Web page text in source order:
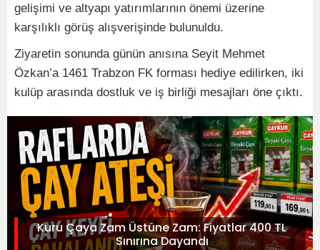
gelişimi ve altyapı yatırımlarının önemi üzerine
karşılıklı görüş alışverişinde bulunuldu.
Ziyaretin sonunda günün anısına Seyit Mehmet
Özkan’a 1461 Trabzon FK forması hediye edilirken, iki
kulüp arasında dostluk ve iş birliği mesajları öne çıktı.
Kuru Çaya Zam Üstüne Zam: Fiyatlar 400 TL
Sınırına Dayandı